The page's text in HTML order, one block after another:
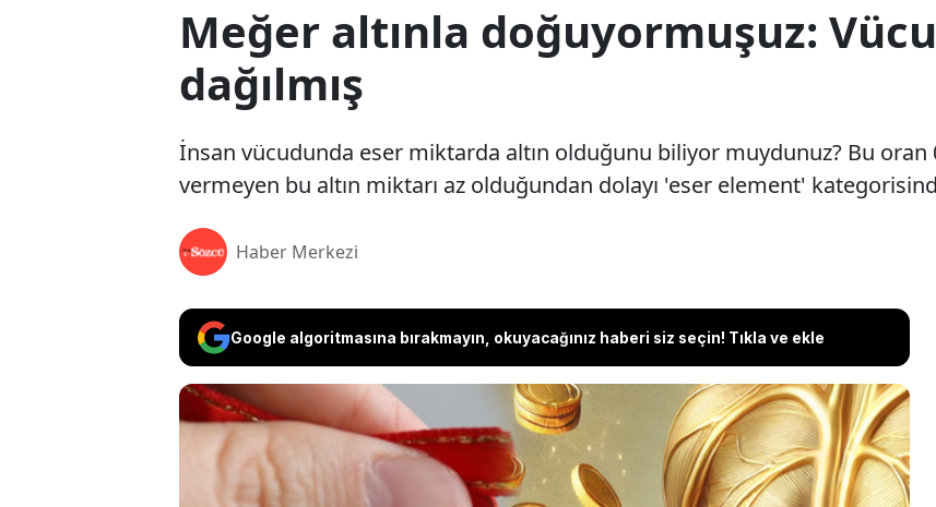
Meğer altınla doğuyormuşuz:
dağılmış
İnsan vücudunda eser miktarda altın olduğunu biliyor muydunuz? Bu oran
vermeyen bu altın miktarı az olduğundan dolayı 'eser element'
Haber Merkezi
Google algoritmasına bırakmayın, okuyacağınız haberi siz seçin! Tıkla ve ekle